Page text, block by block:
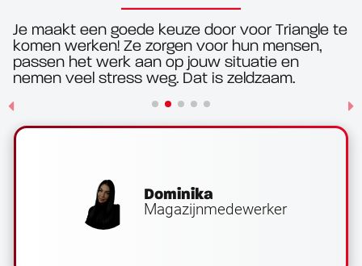
Je maakt een goede keuze door voor Triangle te
komen werken! Ze zorgen voor hun mensen,
passen het werk aan op jouw situatie en
nemen veel stress weg. Dat is zeldzaam.
Dominika
Magazijnmedewerker